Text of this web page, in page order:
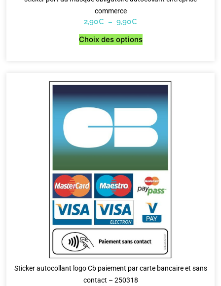
commerce
2,90€ – 9,90€
Choix des options
Sticker autocollant logo Cb paiement par carte bancaire et sans
contact – 250318